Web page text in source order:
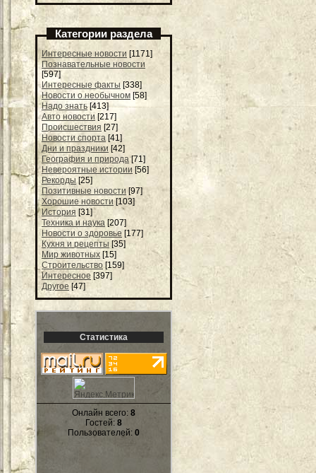
Категории раздела
Интересные новости [1171]
Познавательные новости
[597]
Интересные факты [338]
Новости о необычном [58]
Надо знать [413]
Авто новости [217]
Происшествия [27]
Новости спорта [41]
Дни и праздники [42]
География и природа [71]
Невероятные истории [56]
Рекорды [25]
Позитивные новости [97]
Хорошие новости [103]
История [31]
Техника и наука [207]
Новости о здоровье [177]
Кухня и рецепты [35]
Мир животных [15]
Строительство [159]
Интересное [397]
Другое [47]
Статистика
Онлайн всего: 8
Гостей: 8
Пользователей: 0